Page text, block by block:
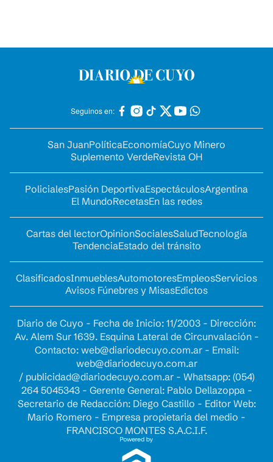
Seguinos en:
San JuanPolíticaEconomíaCuyo Minero
Suplemento VerdeRevista OH
PolicialesPasión DeportivaEspectáculosArgentina
El MundoRecetasEn las redes
Cartas del lectorOpinionSocialesSaludTecnología
TendenciaEstado del tránsito
ClasificadosInmueblesAutomotoresEmpleosServicios
Avisos Fúnebres y MisasEdictos
Diario de Cuyo - Fecha de Inicio: 11/2003 - Dirección:
Av. Alem Sur 1639. Esquina Lateral de Circunvalación -
Contacto: web@diariodecuyo.com.ar- Email:
web@diariodecuyo.com.ar
/ publicidad@diariodecuyo.com.ar- Whatsapp: (054)
264 5045343 - Gerente General: Pablo Dellazoppa -
Secretario de Redacción: Diego Castillo - Editor Web:
Mario Romero - Empresa propietaria del medio -
FRANCISCO MONTES S.A.C.I.F.